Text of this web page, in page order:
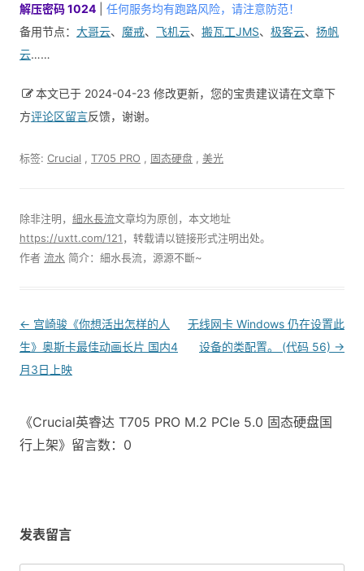
解压密码 1024
任何服务均有跑路风险，请注意防范！
备用节点： 大哥云、 魔戒、 飞机云、 搬瓦工JMS、 极客云、 扬帆
云……
本文已于 2024-04-23 修改更新，您的宝贵建议请在文章下
方评论区留言反馈，谢谢。
标签: Crucial T705 PRO 固态硬盘 美光
除非注明， 細水長流文章均为原创，本文地址
https://uxtt.com/121，转载请以链接形式注明出处。
作者 流水 简介：細水長流，源源不斷~
Post
navigation
← 宫崎骏《你想活出怎样的人
生》奥斯卡最佳动画长片 国内4
月3日上映
无线网卡 Windows 仍在设置此
设备的类配置。 (代码 56) →
《Crucial英睿达 T705 PRO M.2 PCIe 5.0 固态硬盘国
行上架》留言数：0
发表留言